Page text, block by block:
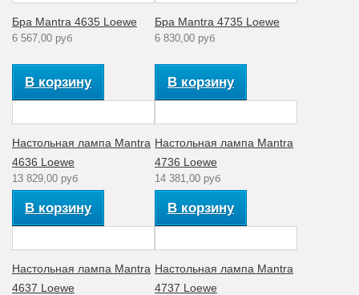
Бра Mantra 4635 Loewe
6 567,00 руб
В корзину
Бра Mantra 4735 Loewe
6 830,00 руб
В корзину
Настольная лампа Mantra
4636 Loewe
13 829,00 руб
В корзину
Настольная лампа Mantra
4736 Loewe
14 381,00 руб
В корзину
Настольная лампа Mantra
4637 Loewe
Настольная лампа Mantra
4737 Loewe